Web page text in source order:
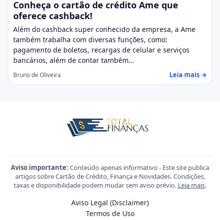
Conheça o cartão de crédito Ame que
oferece cashback!
Além do cashback super conhecido da empresa, a Ame
também trabalha com diversas funções, como:
pagamento de boletos, recargas de celular e serviços
bancários, além de contar também…
Bruno de Oliveira Leia mais →
Aviso importante: Conteúdo apenas informativo - Este site publica
artigos sobre Cartão de Crédito, Finança e Novidades. Condições,
taxas e disponibilidade podem mudar sem aviso prévio. Leia mais.
Aviso Legal (Disclaimer)
Termos de Uso